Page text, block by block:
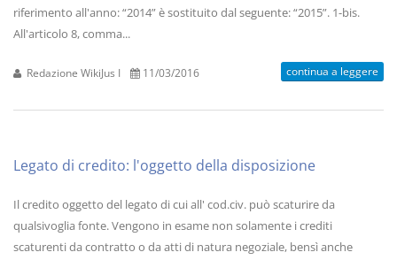
riferimento all'anno: “2014” è sostituito dal seguente: “2015”. 1-bis.
All'articolo 8, comma...
Redazione WikiJus I 11/03/2016 continua a leggere
Legato di credito: l'oggetto della disposizione
Il credito oggetto del legato di cui all' cod.civ. può scaturire da
qualsivoglia fonte. Vengono in esame non solamente i crediti
scaturenti da contratto o da atti di natura negoziale, bensì anche